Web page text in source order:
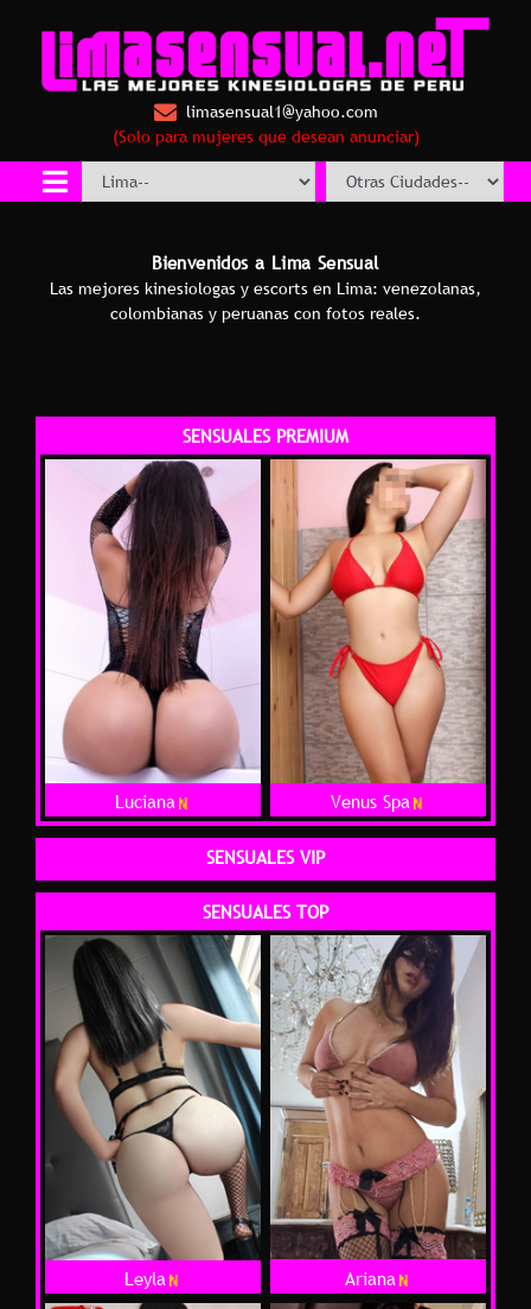
limasensual1@yahoo.com
(Solo para mujeres que desean anunciar)
Bienvenidos a Lima Sensual
Las mejores kinesiologas y escorts en Lima: venezolanas,
colombianas y peruanas con fotos reales.
SENSUALES PREMIUM
Luciana Venus Spa
SENSUALES VIP
SENSUALES TOP
Leyla Ariana